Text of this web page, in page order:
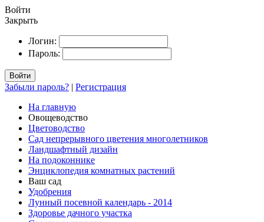
Войти
Закрыть
Логин:
Пароль:
Войти
Забыли пароль? | Регистрация
На главную
Овощеводство
Цветоводство
Сад непрерывного цветения многолетников
Ландшафтный дизайн
На подоконнике
Энциклопедия комнатных растений
Ваш сад
Удобрения
Лунный посевной календарь - 2014
Здоровье дачного участка